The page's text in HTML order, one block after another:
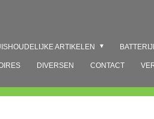
ARTIKELEN
DIVERSEN CONTACT